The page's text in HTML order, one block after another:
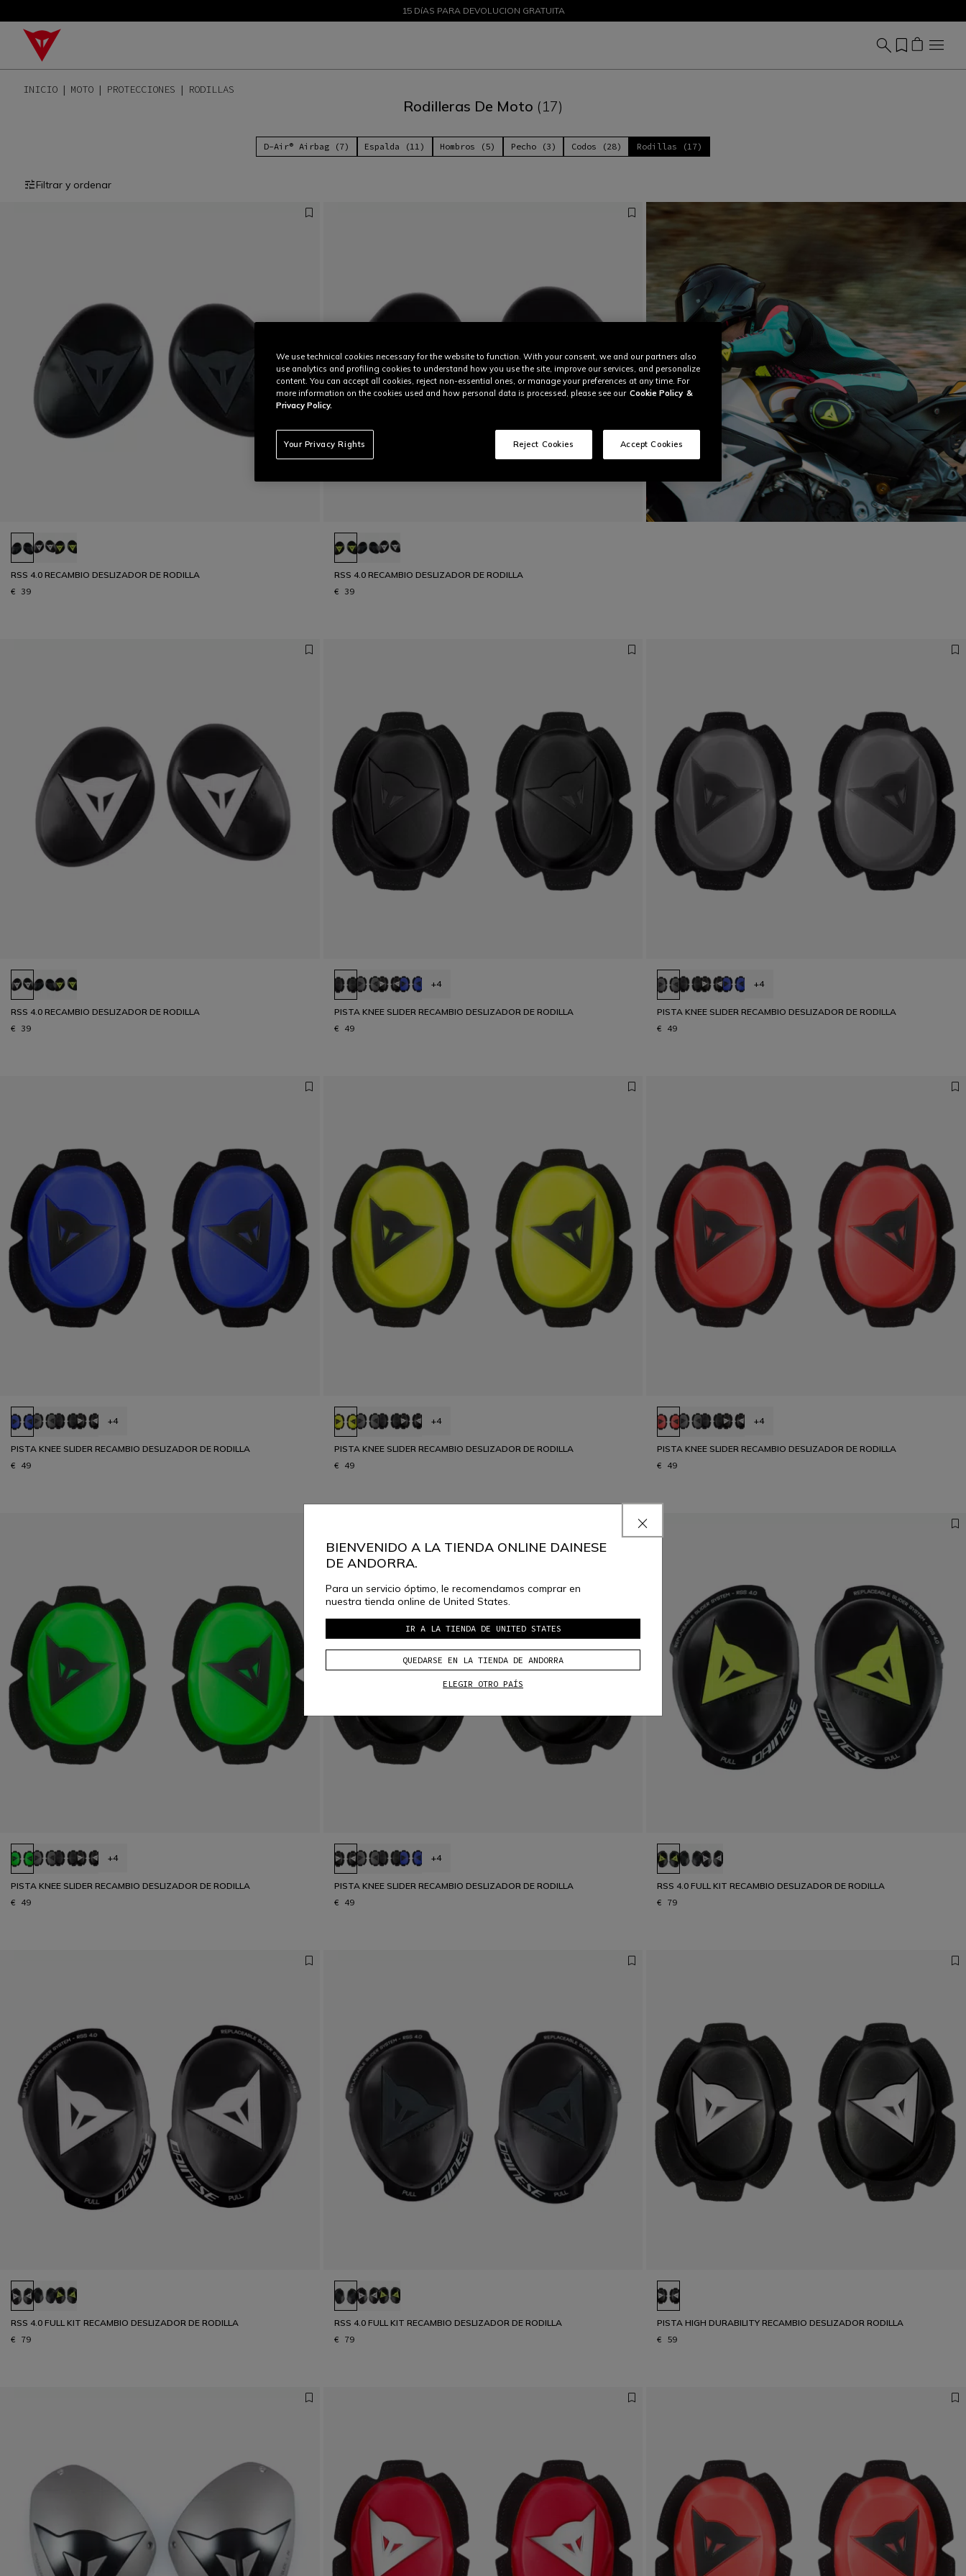
DESCUENTOS DE HASTA EL 50 % – ¡COMPRA AHORA
15 DíAS PARA DEVOLUCION GRATUITA
INICIO MOTO PROTECCIONES RODILLAS
Rodilleras De Moto (17)
D-Air® Airbag (7) Espalda (11) Hombros (5) Pecho (3) Codos (28) Rodillas (17)
Filtrar y ordenar
RSS 4.0 RECAMBIO DESLIZADOR DE RODILLA
€ 39
RSS 4.0 RECAMBIO DESLIZADOR DE RODILLA
€ 39
RSS 4.0 RECAMBIO DESLIZADOR DE RODILLA
€ 39
+4
PISTA KNEE SLIDER RECAMBIO DESLIZADOR DE RODILLA
€ 49
+4
PISTA KNEE SLIDER RECAMBIO DESLIZADOR DE RODILLA
€ 49
+4
PISTA KNEE SLIDER RECAMBIO DESLIZADOR DE RODILLA
€ 49
+4
PISTA KNEE SLIDER RECAMBIO DESLIZADOR DE RODILLA
€ 49
+4
PISTA KNEE SLIDER RECAMBIO DESLIZADOR DE RODILLA
€ 49
+4
PISTA KNEE SLIDER RECAMBIO DESLIZADOR DE RODILLA
€ 49
+4
PISTA KNEE SLIDER RECAMBIO DESLIZADOR DE RODILLA
€ 49
RSS 4.0 FULL KIT RECAMBIO DESLIZADOR DE RODILLA
€ 79
RSS 4.0 FULL KIT RECAMBIO DESLIZADOR DE RODILLA
€ 79
RSS 4.0 FULL KIT RECAMBIO DESLIZADOR DE RODILLA
€ 79
PISTA HIGH DURABILITY RECAMBIO DESLIZADOR RODILLA
€ 59
BIENVENIDO A LA TIENDA ONLINE DAINESE
DE ANDORRA.
Para un servicio óptimo, le recomendamos comprar en
nuestra tienda online de United States.
IR A LA TIENDA DE UNITED STATES
QUEDARSE EN LA TIENDA DE ANDORRA
ELEGIR OTRO PAÍS
We use technical cookies necessary for the website to function. With your consent, we and our partners also
use analytics and profiling cookies to understand how you use the site, improve our services, and personalize
content. You can accept all cookies, reject non-essential ones, or manage your preferences at any time. For
more information on the cookies used and how personal data is processed, please see our Cookie Policy &
Privacy Policy.
Your Privacy Rights Reject Cookies Accept Cookies